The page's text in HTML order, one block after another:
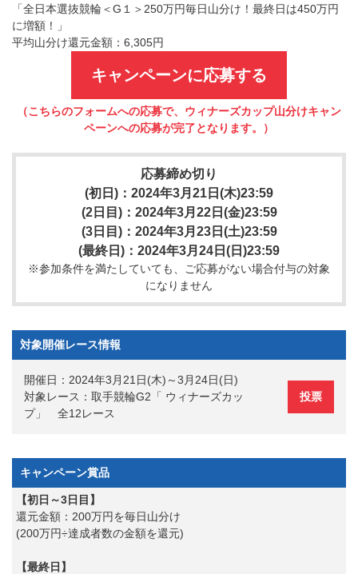
「全日本選抜競輪＜G１＞250万円毎日山分け！最終日は450万円
に増額！」
平均山分け還元金額：6,305円
キャンペーンに応募する
（こちらのフォームへの応募で、ウィナーズカップ山分けキャン
ペーンへの応募が完了となります。）
応募締め切り
(初日)：2024年3月21日(木)23:59
(2日目)：2024年3月22日(金)23:59
(3日目)：2024年3月23日(土)23:59
(最終日)：2024年3月24日(日)23:59
※参加条件を満たしていても、ご応募がない場合付与の対象
になりません
対象開催レース情報
開催日：2024年3月21日(木)～3月24日(日)
対象レース：取手競輪G2「 ウィナーズカッ
プ」 全12レース
投票
キャンペーン賞品
【初日～3日目】
還元金額：200万円を毎日山分け
(200万円÷達成者数の金額を還元)
【最終日】